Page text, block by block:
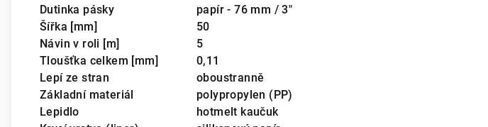
Dutinka pásky
papír - 76 mm / 3"
Šířka [mm]
50
Návin v roli [m]
5
Tloušťka celkem [mm]
0,11
Lepí ze stran
oboustranně
Základní materiál
polypropylen (PP)
Lepidlo
hotmelt kaučuk